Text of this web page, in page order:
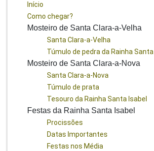
Início
Como chegar?
Mosteiro de Santa Clara-a-Velha
Santa Clara-a-Velha
Túmulo de pedra da Rainha Santa
Mosteiro de Santa Clara-a-Nova
Santa Clara-a-Nova
Túmulo de prata
Tesouro da Rainha Santa Isabel
Festas da Rainha Santa Isabel
Procissões
Datas Importantes
Festas nos Média